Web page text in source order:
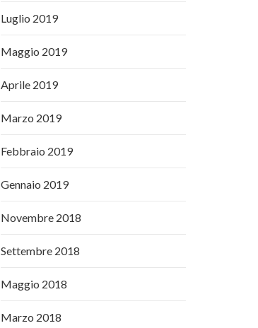
Luglio 2019
Maggio 2019
Aprile 2019
Marzo 2019
Febbraio 2019
Gennaio 2019
Novembre 2018
Settembre 2018
Maggio 2018
Marzo 2018